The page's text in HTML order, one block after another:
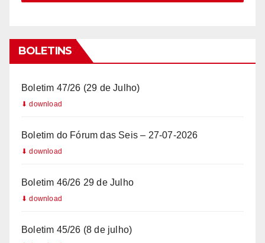
+
BOLETINS
Boletim 47/26 (29 de Julho)
Boletim do Fórum das Seis – 27-07-2026
Boletim 46/26 29 de Julho
Boletim 45/26 (8 de julho)